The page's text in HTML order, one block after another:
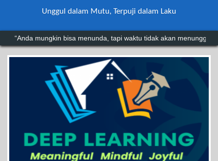
Unggul dalam Mutu, Terpuji dalam Laku
"Kegagalan hanyalah batu loncatan menuju kesuksesan.".~
“Anda mungkin bisa menunda, tapi waktu tidak akan